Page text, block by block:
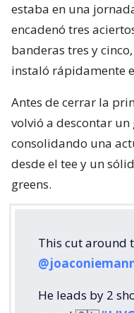
estaba en una
encadenó tres
banderas tres y
instaló rápidamente
Antes de cerrar la
volvió a descontar un
consolidando una
desde el tee y un
greens.
This cut around
He leads by 2